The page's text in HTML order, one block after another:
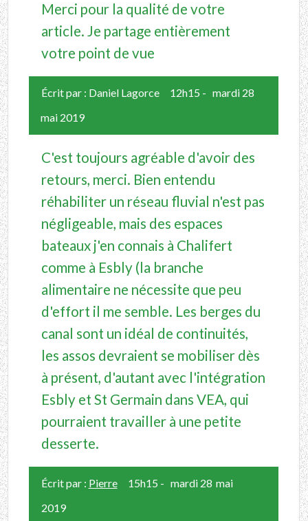
Merci pour la qualité de votre
article. Je partage entièrement
votre point de vue
Écrit par : Daniel Lagorce 12h15 - mardi 28
mai 2019
C'est toujours agréable d'avoir des
retours, merci. Bien entendu
réhabiliter un réseau fluvial n'est pas
négligeable, mais des espaces
bateaux j'en connais à Chalifert
comme à Esbly (la branche
alimentaire ne nécessite que peu
d'effort il me semble. Les berges du
canal sont un idéal de continuités,
les assos devraient se mobiliser dès
à présent, d'autant avec l'intégration
Esbly et St Germain dans VEA, qui
pourraient travailler à une petite
desserte.
Écrit par : Pierre 15h15 - mardi 28 mai
2019